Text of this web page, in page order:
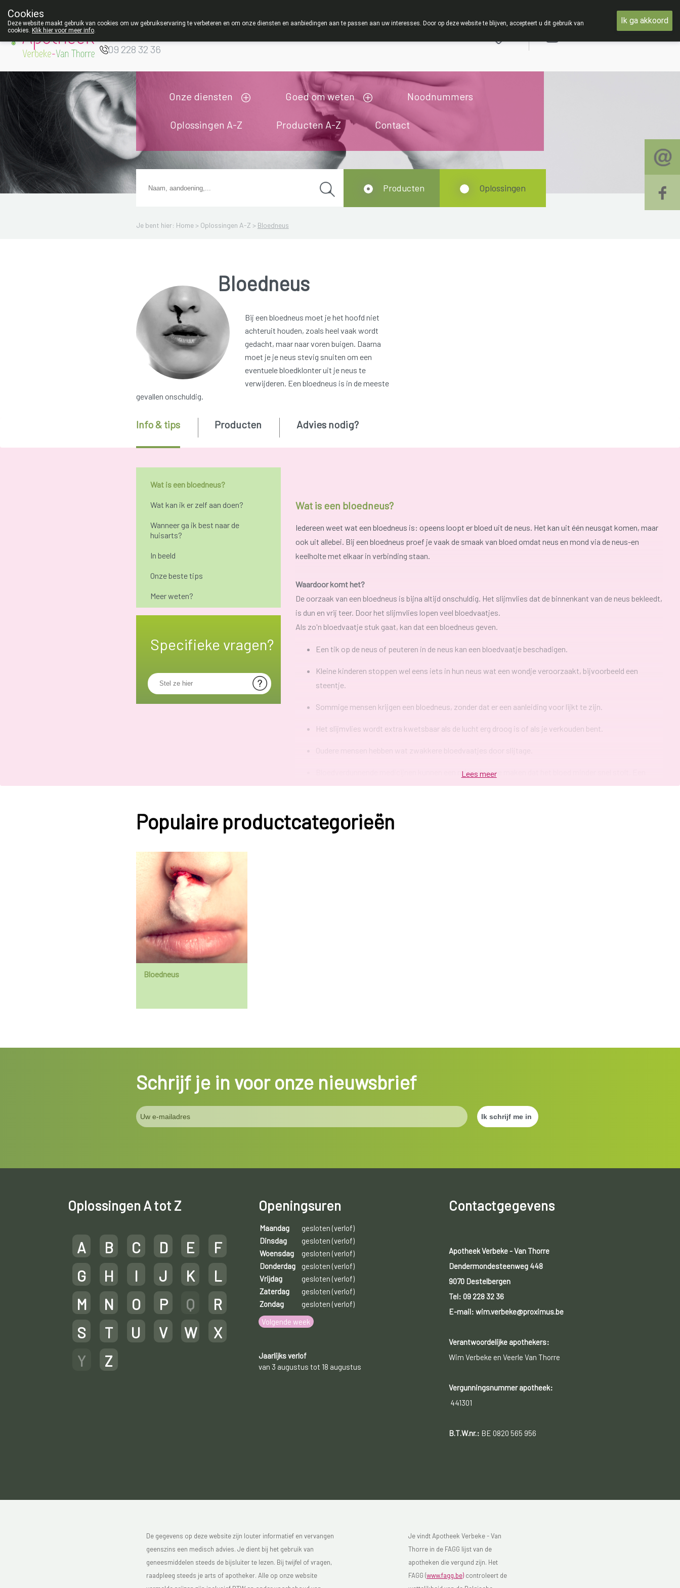
Apotheek Verbeke
- Van Thorre
09 228 32 36
Onze diensten Goed om weten Noodnummers
Oplossingen A-Z Producten A-Z Contact
Je bent hier: Home > Oplossingen A-Z > Bloedneus
Producten Oplossingen
Bloedneus
Bij een bloedneus moet je het hoofd niet
achteruit houden, zoals heel vaak wordt
gedacht, maar naar voren buigen. Daarna
moet je je neus stevig snuiten om een
eventuele bloedklonter uit je neus te
verwijderen. Een bloedneus is in de meeste
gevallen onschuldig.
Wat is een bloedneus?
Wat kan ik er zelf aan doen?
Wanneer ga ik best naar de
huisarts?
In beeld
Onze beste tips
Meer weten?
Specifieke vragen?
Info & tips Producten Advies nodig?
Wat is een bloedneus?
Iedereen weet wat een bloedneus is: opeens loopt er bloed uit de neus. Het kan uit één neusgat komen, maar
ook uit allebei. Bij een bloedneus proef je vaak de smaak van bloed omdat neus en mond via de neus-en
keelholte met elkaar in verbinding staan.
Waardoor komt het?
De oorzaak van een bloedneus is bijna altijd onschuldig. Het slijmvlies dat de binnenkant van de neus bekleedt,
is dun en vrij teer. Door het slijmvlies lopen veel bloedvaatjes.
Als zo'n bloedvaatje stuk gaat, kan dat een bloedneus geven.
Een tik op de neus of peuteren in de neus kan een bloedvaatje beschadigen.
Kleine kinderen stoppen wel eens iets in hun neus wat een wondje veroorzaakt, bijvoorbeeld een
steentje.
Sommige mensen krijgen een bloedneus, zonder dat er een aanleiding voor lijkt te zijn.
Het slijmvlies wordt extra kwetsbaar als de lucht erg droog is of als je verkouden bent.
Oudere mensen hebben wat zwakkere bloedvaatjes door slijtage.
Bloedverdunnende medicijnen kunnen een rol spelen; ze maken dat het bloed minder snel stolt. Een
kapot bloedvaatje bloedt dan langer door dan normaal.
Wanneer je een bloedneus hebt, kan er flink wat bloed uit je neus stromen, maar het is helemaal niet zo ernstig
als het eruit ziet.
Lees meer
Populaire productcategorieën
Bloedneus
Schrijf je in voor onze nieuwsbrief
Oplossingen A tot Z
A B C D E
F
G
H I J K
L
M
N O P Q
R
S
T U V W
X
Y
Z
Openingsuren
Maandag
gesloten (verlof)
Dinsdag
gesloten (verlof)
Woensdag
gesloten (verlof)
Donderdag
gesloten (verlof)
Vrijdag
gesloten (verlof)
Zaterdag
gesloten (verlof)
Zondag
gesloten (verlof)
Volgende week
Jaarlijks verlof
van 3 augustus tot 18 augustus
Contactgegevens
Apotheek Verbeke - Van Thorre
Dendermondesteenweg 448
9070 Destelbergen
Tel: 09 228 32 36
E-mail: wim.verbeke@proximus.be
Verantwoordelijke apothekers:
Wim Verbeke en Veerle Van Thorre
Vergunningsnummer apotheek:
441301
B.T.W.nr.: BE 0820 565 956
De gegevens op deze website zijn louter informatief en vervangen
geenszins een medisch advies. Je dient bij het gebruik van
geneesmiddelen steeds de bijsluiter te lezen. Bij twijfel of vragen,
raadpleeg steeds je arts of apotheker. Alle op onze website
Je vindt Apotheek Verbeke - Van
Thorre in de FAGG lijst van de
apotheken die vergund zijn. Het
FAGG (www.fagg.be)controleert de
Cookies
Deze website maakt gebruik van cookies om uw gebruikservaring te verbeteren en om onze diensten en aanbiedingen aan te passen aan uw interesses. Door op deze website te blijven, accepteert u dit gebruik van
cookies. Klik hier voor meer info.
Ik ga akkoord